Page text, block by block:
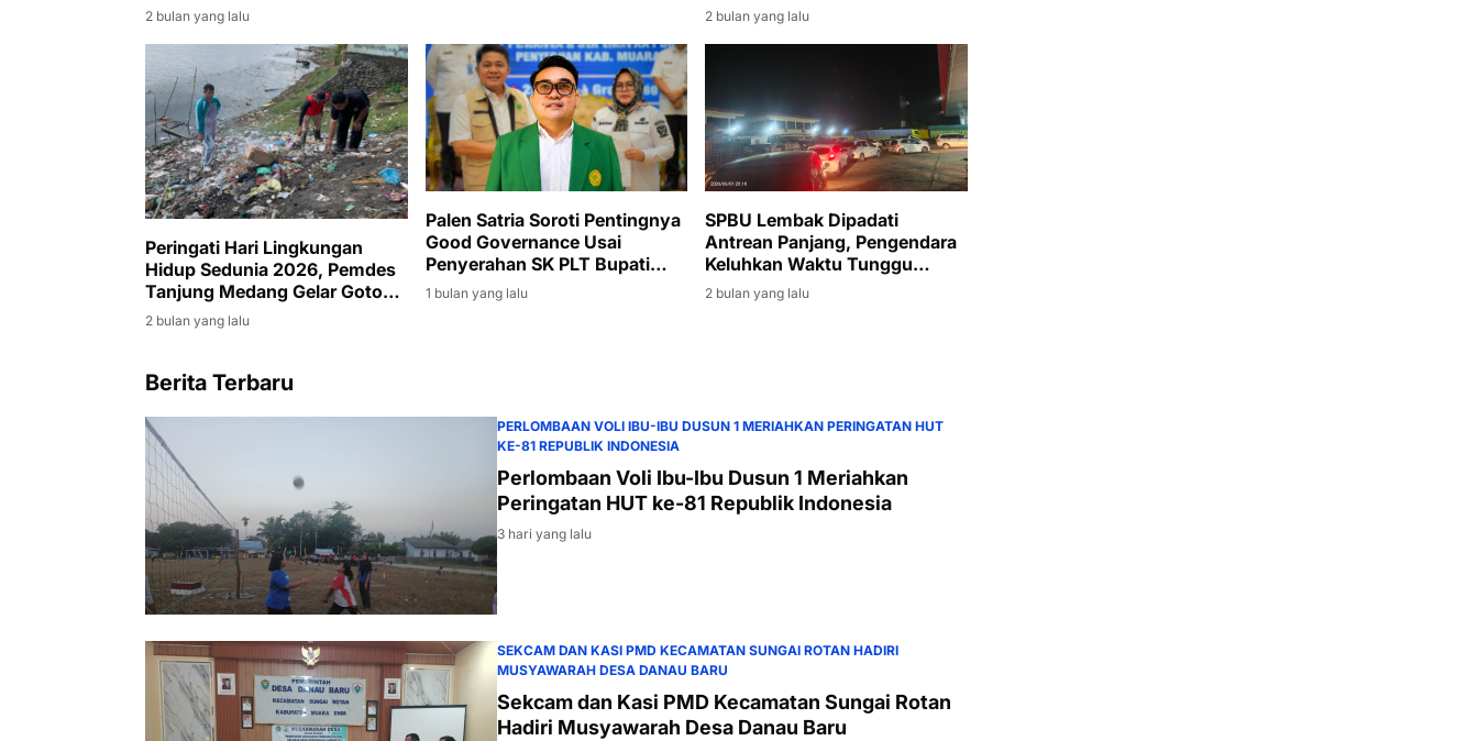
2 bulan yang lalu 2 bulan yang lalu
Peringati Hari Lingkungan
Hidup Sedunia 2026, Pemdes
Tanjung Medang Gelar Gotong
Royong Massal
2 bulan yang lalu
Palen Satria Soroti Pentingnya
Good Governance Usai
Penyerahan SK PLT Bupati
Muara Enim kepada Sumarni
1 bulan yang lalu
SPBU Lembak Dipadati
Antrean Panjang, Pengendara
Keluhkan Waktu Tunggu
Hingga Tiga Jam
2 bulan yang lalu
Berita Terbaru
PERLOMBAAN VOLI IBU-IBU DUSUN 1 MERIAHKAN PERINGATAN HUT
KE-81 REPUBLIK INDONESIA
Perlombaan Voli Ibu-Ibu Dusun 1 Meriahkan
Peringatan HUT ke-81 Republik Indonesia
3 hari yang lalu
SEKCAM DAN KASI PMD KECAMATAN SUNGAI ROTAN HADIRI
MUSYAWARAH DESA DANAU BARU
Sekcam dan Kasi PMD Kecamatan Sungai Rotan
Hadiri Musyawarah Desa Danau Baru